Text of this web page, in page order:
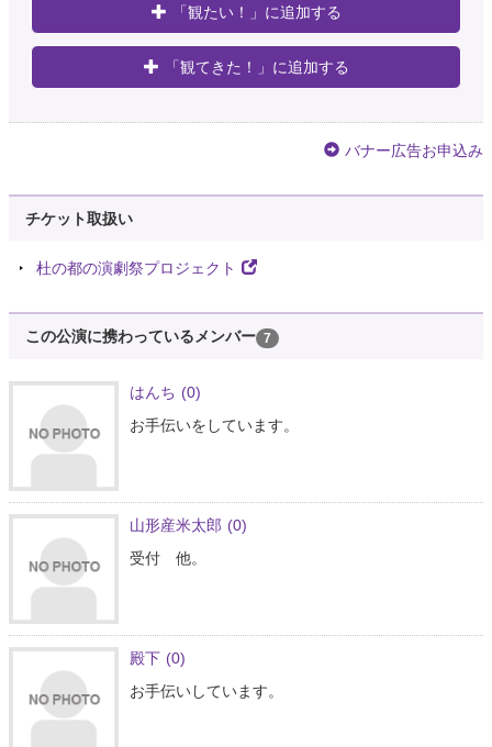
「観たい！」に追加する
「観てきた！」に追加する
バナー広告お申込み
チケット取扱い
杜の都の演劇祭プロジェクト
この公演に携わっているメンバー 7
はんち (0)
お手伝いをしています。
山形産米太郎 (0)
受付 他。
殿下 (0)
お手伝いしています。